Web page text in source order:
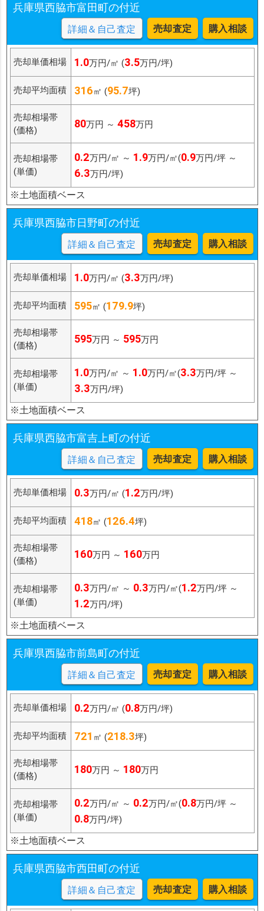
兵庫県西脇市富田町の付近
詳細＆自己査定 売却査定 購入相談
売却単価相場 1.0万円/㎡ (3.5万円/坪)
売却平均面積 316㎡ (95.7坪)
売却相場帯
(価格)
80万円 ～ 458万円
売却相場帯
(単価)
0.2万円/㎡ ～ 1.9万円/㎡(0.9万円/坪 ～
6.3万円/坪)
※土地面積ベース
兵庫県西脇市日野町の付近
詳細＆自己査定 売却査定 購入相談
売却単価相場 1.0万円/㎡ (3.3万円/坪)
売却平均面積 595㎡ (179.9坪)
売却相場帯
(価格)
595万円 ～ 595万円
売却相場帯
(単価)
1.0万円/㎡ ～ 1.0万円/㎡(3.3万円/坪 ～
3.3万円/坪)
※土地面積ベース
兵庫県西脇市富吉上町の付近
詳細＆自己査定 売却査定 購入相談
売却単価相場 0.3万円/㎡ (1.2万円/坪)
売却平均面積 418㎡ (126.4坪)
売却相場帯
(価格)
160万円 ～ 160万円
売却相場帯
(単価)
0.3万円/㎡ ～ 0.3万円/㎡(1.2万円/坪 ～
1.2万円/坪)
※土地面積ベース
兵庫県西脇市前島町の付近
詳細＆自己査定 売却査定 購入相談
売却単価相場 0.2万円/㎡ (0.8万円/坪)
売却平均面積 721 ㎡ (218.3坪)
売却相場帯
(価格)
180万円 ～ 180万円
売却相場帯
(単価)
0.2万円/㎡ ～ 0.2万円/㎡(0.8万円/坪 ～
0.8万円/坪)
※土地面積ベース
兵庫県西脇市西田町の付近
詳細＆自己査定 売却査定 購入相談